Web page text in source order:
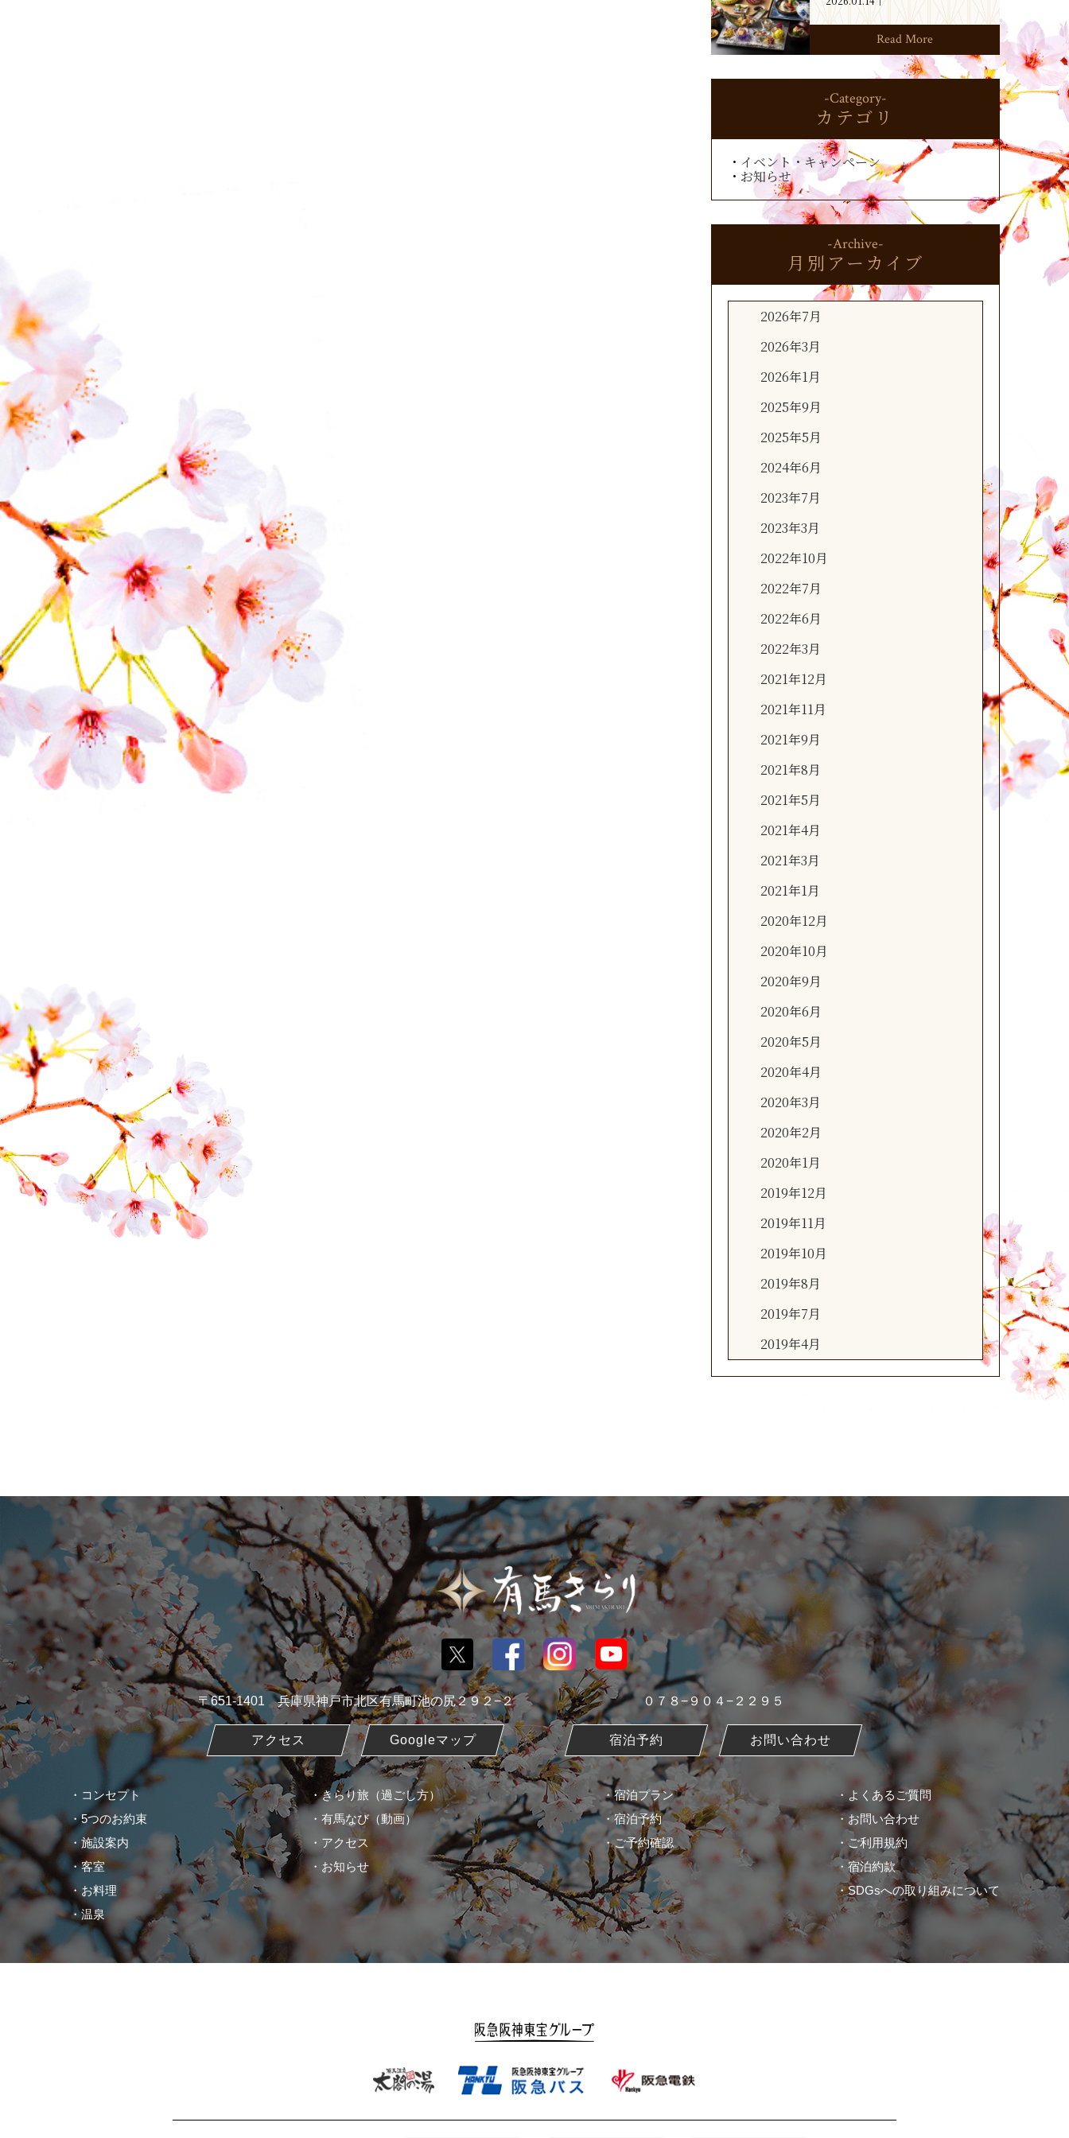
Read More
-Category-
カテゴリ
イベント・キャンペーン
お知らせ
-Archive-
月別アーカイブ
2026年7月
2026年3月
2026年1月
2025年9月
2025年5月
2024年6月
2023年7月
2023年3月
2022年10月
2022年7月
2022年6月
2022年3月
2021年12月
2021年11月
2021年9月
2021年8月
2021年5月
2021年4月
2021年3月
2021年1月
2020年12月
2020年10月
2020年9月
2020年6月
2020年5月
2020年4月
2020年3月
2020年2月
2020年1月
2019年12月
2019年11月
2019年10月
2019年8月
2019年7月
2019年4月
〒651-1401 兵庫県神戸市北区有馬町池の尻２９２−２ ０７８−９０４−２２９５
アクセス Googleマップ 宿泊予約 お問い合わせ
コンセプト
5つのお約束
施設案内
客室
お料理
温泉
きらり旅（過ごし方）
有馬なび（動画）
アクセス
お知らせ
宿泊プラン
宿泊予約
ご予約確認
よくあるご質問
お問い合わせ
ご利用規約
宿泊約款
SDGsへの取り組みについて